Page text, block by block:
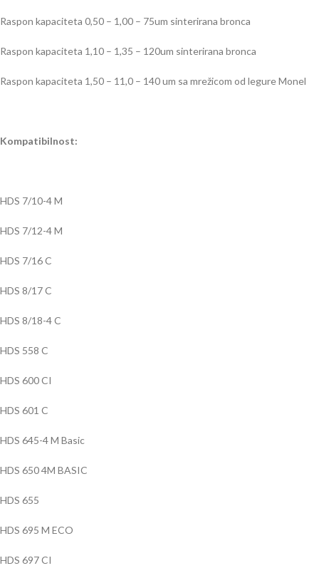
Raspon kapaciteta 0,50 – 1,00 – 75um sinterirana bronca
Raspon kapaciteta 1,10 – 1,35 – 120um sinterirana bronca
Raspon kapaciteta 1,50 – 11,0 – 140 um sa mrežicom od legure Monel
Kompatibilnost:
HDS 7/10-4 M
HDS 7/12-4 M
HDS 7/16 C
HDS 8/17 C
HDS 8/18-4 C
HDS 558 C
HDS 600 CI
HDS 601 C
HDS 645-4 M Basic
HDS 650 4M BASIC
HDS 655
HDS 695 M ECO
HDS 697 CI